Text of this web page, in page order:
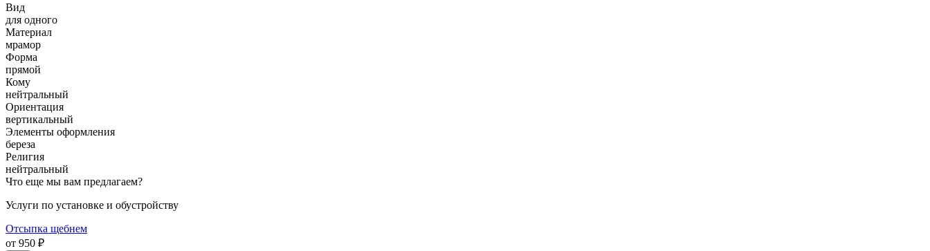
Вид
для одного
Материал
мрамор
Форма
прямой
Кому
нейтральный
Ориентация
вертикальный
Элементы оформления
береза
Религия
нейтральный
Что еще мы вам предлагаем?
Услуги по установке и обустройству
Отсыпка щебнем
от 950 ₽